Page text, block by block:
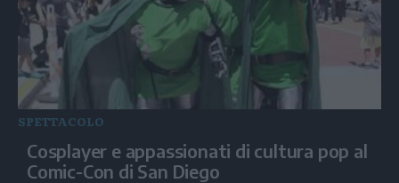
SPETTACOLO
Cosplayer e appassionati di cultura pop al
Comic-Con di San Diego